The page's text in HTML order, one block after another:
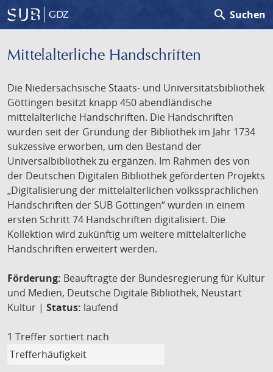
GDZ search Suchen
Mittelalterliche Handschriften
Die Niedersächsische Staats- und Universitätsbibliothek
Göttingen besitzt knapp 450 abendländische
mittelalterliche Handschriften. Die Handschriften
wurden seit der Gründung der Bibliothek im Jahr 1734
sukzessive erworben, um den Bestand der
Universalbibliothek zu ergänzen. Im Rahmen des von
der Deutschen Digitalen Bibliothek geförderten Projekts
„Digitalisierung der mittelalterlichen volkssprachlichen
Handschriften der SUB Göttingen“ wurden in einem
ersten Schritt 74 Handschriften digitalisiert. Die
Kollektion wird zukünftig um weitere mittelalterliche
Handschriften erweitert werden.
Förderung: Beauftragte der Bundesregierung für Kultur
und Medien, Deutsche Digitale Bibliothek, Neustart
Kultur | Status: laufend
1 Treffer sortiert nach